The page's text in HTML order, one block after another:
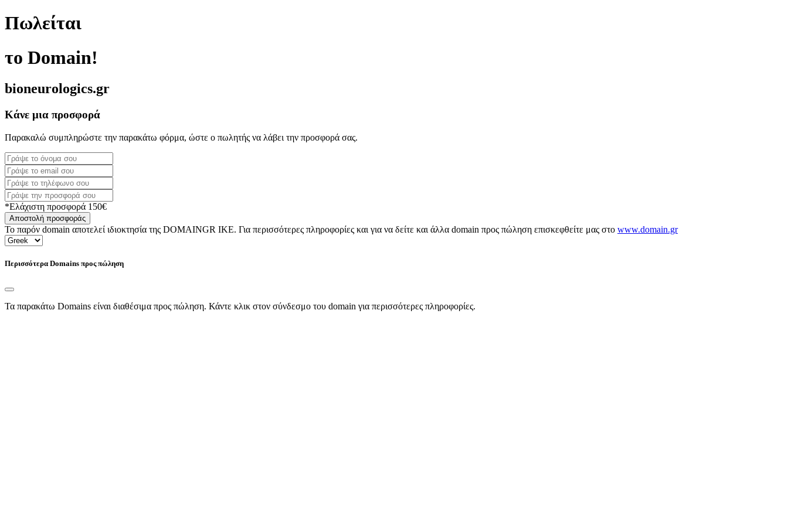
Πωλείται
το Domain!
bioneurologics.gr
Κάνε μια προσφορά
Παρακαλώ συμπληρώστε την παρακάτω φόρμα, ώστε ο πωλητής να λάβει την προσφορά σας.
*Ελάχιστη προσφορά 150€
Αποστολή προσφοράς
Το παρόν domain αποτελεί ιδιοκτησία της DOMAINGR ΙΚΕ. Για περισσότερες πληροφορίες και για να δείτε και άλλα domain προς πώληση επισκεφθείτε μας στο www.domain.gr
Περισσότερα Domains προς πώληση
Τα παρακάτω Domains είναι διαθέσιμα προς πώληση. Κάντε κλικ στον σύνδεσμο του domain για περισσότερες πληροφορίες.